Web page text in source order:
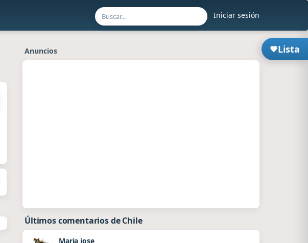
Iniciar sesión
Lista
Anuncios
Últimos comentarios de Chile
Maria jose